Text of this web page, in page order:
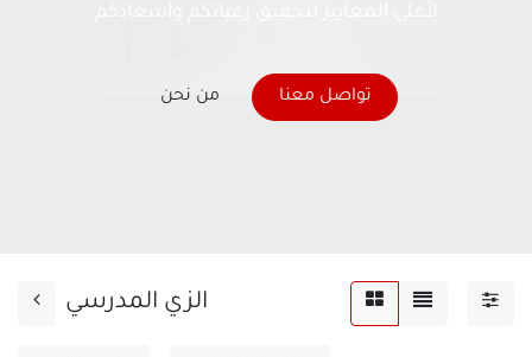
من نحن تواصل معنا
الزي المدرسي